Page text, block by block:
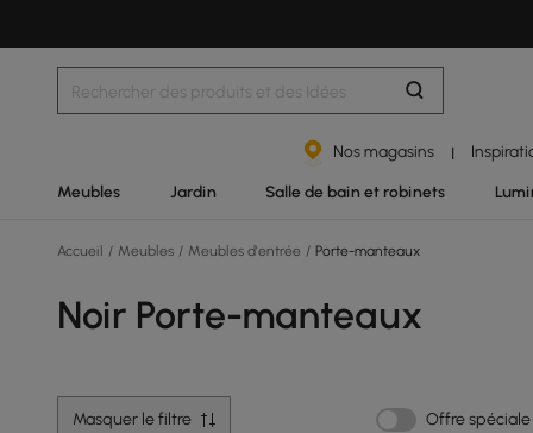
Nos magasins |
Meubles Jardin Salle de bain et robinets
Accueil / Meubles / Meubles d'entrée / Porte-manteaux
Noir Porte-manteaux
Masquer le filtre Offre spéciale